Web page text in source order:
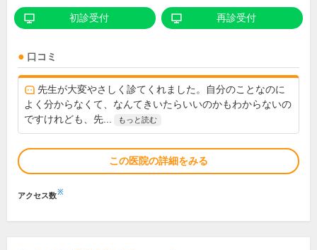
初診受付 再診受付
口コミ
先生が大変やさしく診てくれました。自分のことなのに
よく分からなくて、なんてきいたらいいのかもわからないの
ですけれども、先...
もっと読む
この医院の詳細をみる
アクセス数※